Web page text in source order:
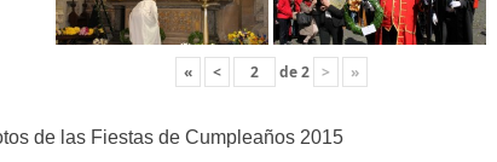
« < de2 > »
de las Fiestas de Cumpleaños 2015